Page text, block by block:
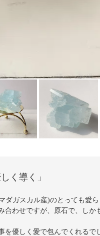
く導く」
ガスカル産)のとっても愛ら
わせですが、原石で、し
優しく愛で包んでくれる